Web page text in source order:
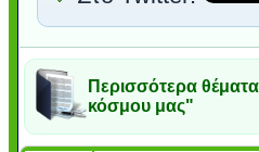
Περισσότερα
κόσμου μας"